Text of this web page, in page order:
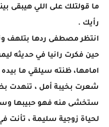
ما قولتلك على اللي هيبقى
رأيك .
انتظر مصطفى ردها بتلهف
حين فكرت رانيا في حديثه
امامها، ظنته سيلقي ما
شعرت بخيبة أمل ، تنهدت
ستخشى منه فهو حبيبها
لحياة زوجية سليمة ، تأنت